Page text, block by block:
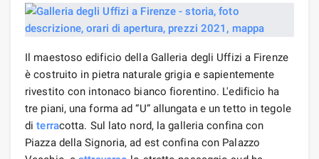
Il maestoso edificio della Galleria degli Uffizi a Firenze
è costruito in pietra naturale grigia e sapientemente
rivestito con intonaco bianco fiorentino. L'edificio ha
tre piani, una forma ad “U” allungata e un tetto in tegole
diterracotta. Sul lato nord, la galleria confina con
Piazza della Signoria, ad est confina con Palazzo